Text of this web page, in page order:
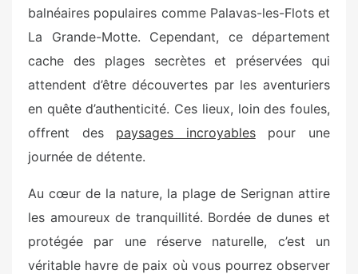
balnéaires populaires comme Palavas-les-Flots et
La Grande-Motte. Cependant, ce département
cache des plages secrètes et préservées qui
attendent d’être découvertes par les aventuriers
en quête d’authenticité. Ces lieux, loin des foules,
offrent des paysages incroyablespour une
journée de détente.
Au cœur de la nature, la plage de Serignan attire
les amoureux de tranquillité. Bordée de dunes et
protégée par une réserve naturelle, c’est un
véritable havre de paix où vous pourrez observer